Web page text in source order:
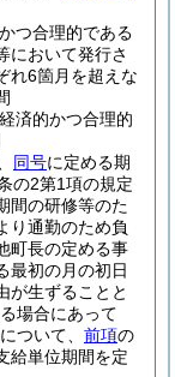
つ合理的である
において発行さ
れ6箇月を超えな
済的かつ合理的
同号に定める期
の2第1項の規定
間の研修等のた
り通勤のため負
町長の定める事
最初の月の初日
が生ずることと
場合にあって
ついて、 前項の
給単位期間を定